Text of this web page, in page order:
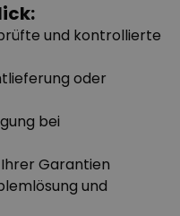
über 10.000
und kontrollierte
oder
bei
Garantien
und